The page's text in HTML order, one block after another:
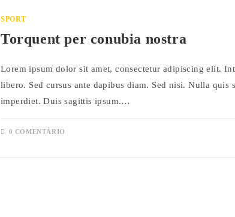
SPORT
Torquent per conubia nostra
Lorem ipsum dolor sit amet, consectetur adipiscing elit.
libero. Sed cursus ante dapibus diam. Sed nisi. Nulla quis
imperdiet. Duis sagittis ipsum.…
0 COMENTÁRIO